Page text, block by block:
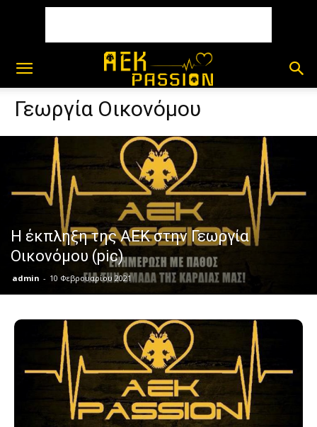
Γεωργία Οικονόμου
Η έκπληξη της ΑΕΚ στην Γεωργία
Οικονόμου (pic)
admin - 10 Φεβρουαρίου 2021